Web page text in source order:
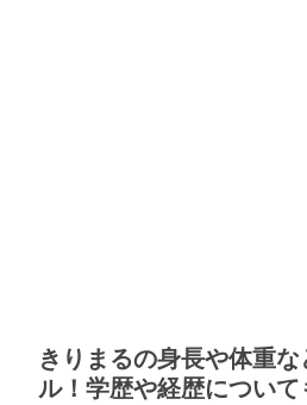
きりまるの身長や体重
ル！学歴や経歴について